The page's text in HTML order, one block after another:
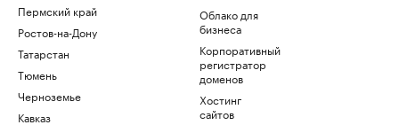
Пермский край
Ростов-на-Дону
Татарстан
Тюмень
Черноземье
Кавказ
Облако для
бизнеса
Корпоративный
регистратор
доменов
Хостинг
сайтов